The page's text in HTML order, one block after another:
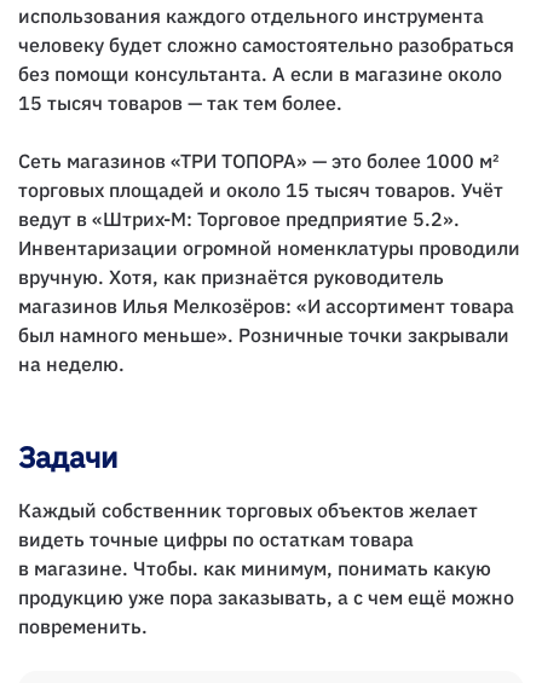
использования каждого отдельного инструмента
человеку будет сложно самостоятельно разобраться
без помощи консультанта. А если в магазине около
15 тысяч товаров — так тем более.
Сеть магазинов «ТРИ ТОПОРА» — это более 1000 м²
торговых площадей и около 15 тысяч товаров. Учёт
ведут в «Штрих-М: Торговое предприятие 5.2».
Инвентаризации огромной номенклатуры проводили
вручную. Хотя, как признаётся руководитель
магазинов Илья Мелкозёров: «И ассортимент товара
был намного меньше». Розничные точки закрывали
на неделю.
Задачи
Каждый собственник торговых объектов желает
видеть точные цифры по остаткам товара
в магазине. Чтобы. как минимум, понимать какую
продукцию уже пора заказывать, а с чем ещё можно
повременить.